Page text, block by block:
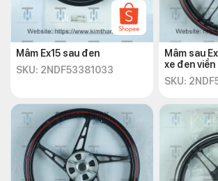
Mâm Ex15 sau đen
SKU: 2NDF53381033
Mâm sau
xe đen viền
SKU: